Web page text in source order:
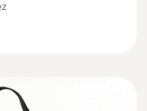
-
... +130°C